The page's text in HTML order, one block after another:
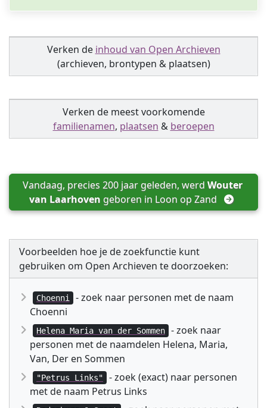
Verken de inhoud van Open Archieven
(archieven, brontypen & plaatsen)
Verken de meest voorkomende
familienamen, plaatsen & beroepen
Vandaag, precies 200 jaar geleden, werd Wouter
van Laarhoven geboren in Loon op Zand
Voorbeelden hoe je de zoekfunctie kunt
gebruiken om Open Archieven te doorzoeken:
Choenni
- zoek naar personen met de naam
Choenni
Helena Maria van der Sommen
- zoek naar
personen met de naamdelen Helena, Maria,
Van, Der en Sommen
"Petrus Links"
- zoek (exact) naar personen
met de naam Petrus Links